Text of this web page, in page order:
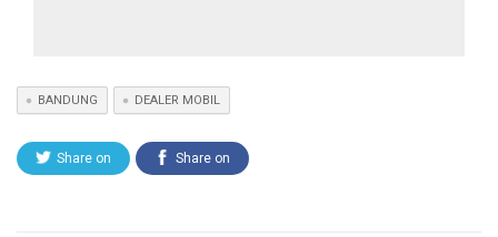
BANDUNG DEALER MOBIL
Share on Share on